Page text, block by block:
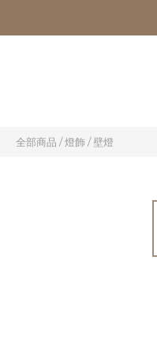
全部商品 /燈飾 /壁燈